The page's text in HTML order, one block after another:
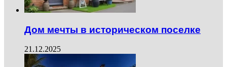
Дом мечты в историческом поселке
21.12.2025